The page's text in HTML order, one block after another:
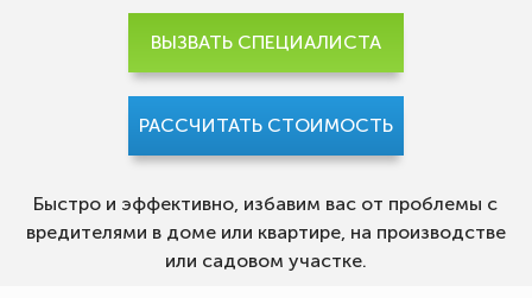
Быстро и эффективно, избавим вас от проблемы с
вредителями в доме или квартире, на производстве
или садовом участке.
ВЫЗВАТЬ СПЕЦИАЛИСТА
РАССЧИТАТЬ СТОИМОСТЬ